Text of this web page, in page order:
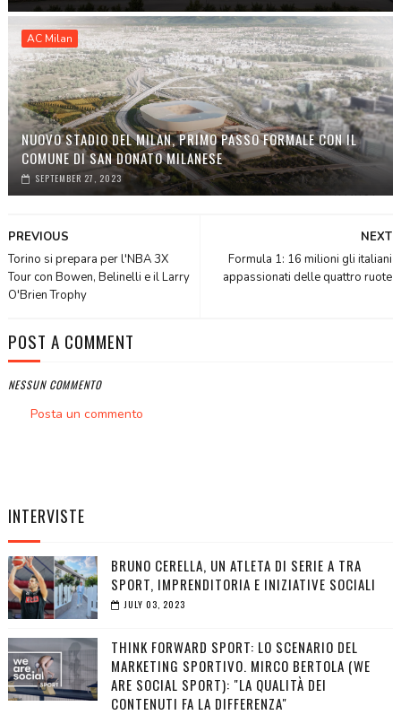
AC Milan
NUOVO STADIO DEL MILAN, PRIMO PASSO FORMALE CON IL
COMUNE DI SAN DONATO MILANESE
SEPTEMBER 27, 2023
NEXT
Formula 1: 16 milioni gli italiani
appassionati delle quattro ruote
PREVIOUS
Torino si prepara per l'NBA 3X
Tour con Bowen, Belinelli e il Larry
O'Brien Trophy
POST A COMMENT
NESSUN COMMENTO
Posta un commento
INTERVISTE
BRUNO CERELLA, UN ATLETA DI SERIE A TRA
SPORT, IMPRENDITORIA E INIZIATIVE SOCIALI
JULY 03, 2023
THINK FORWARD SPORT: LO SCENARIO DEL
MARKETING SPORTIVO. MIRCO BERTOLA (WE
ARE SOCIAL SPORT): "LA QUALITÀ DEI
CONTENUTI FA LA DIFFERENZA"